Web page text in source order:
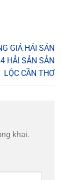
GIÁ HẢI SẢN
HẢI SẢN SẢN
LỘC CẦN THƠ
khai.